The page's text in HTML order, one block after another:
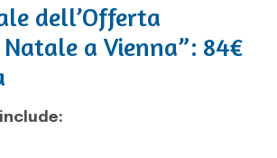
dell’Offerta
Natale a Vienna”: 84€